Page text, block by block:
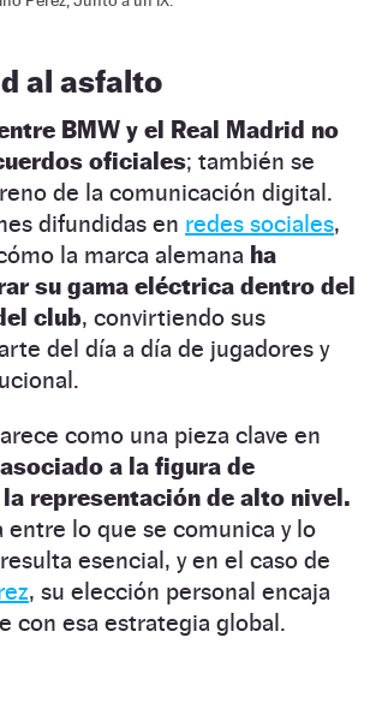
al asfalto
BMW y el Real Madrid no
oficiales; también se
de la comunicación digital.
difundidas en redes sociales,
la marca alemana ha
su gama eléctrica dentro del
club, convirtiendo sus
del día a día de jugadores y
como una pieza clave en
asociado a la figura de
representación de alto nivel.
entre lo que se comunica y lo
esencial, y en el caso de
, su elección personal encaja
con esa estrategia global.